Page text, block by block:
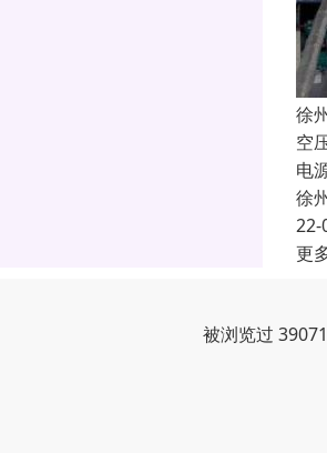
徐
空
电
徐
22-
更
被浏览过